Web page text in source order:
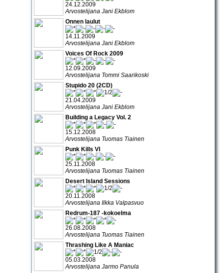
24.12.2009
Arvostelijana Jani Ekblom
Onnen laulut
14.11.2009
Arvostelijana Jani Ekblom
Voices Of Rock 2009
12.09.2009
Arvostelijana Tommi Saarikoski
Stupido 20 (2CD)
21.04.2009
Arvostelijana Jani Ekblom
Building a Legacy Vol. 2
15.12.2008
Arvostelijana Tuomas Tiainen
Punk Kills VI
25.11.2008
Arvostelijana Tuomas Tiainen
Desert Island Sessions
20.11.2008
Arvostelijana Ilkka Valpasvuo
Redrum-187 -kokoelma
26.08.2008
Arvostelijana Tuomas Tiainen
Thrashing Like A Maniac
05.03.2008
Arvostelijana Jarmo Panula